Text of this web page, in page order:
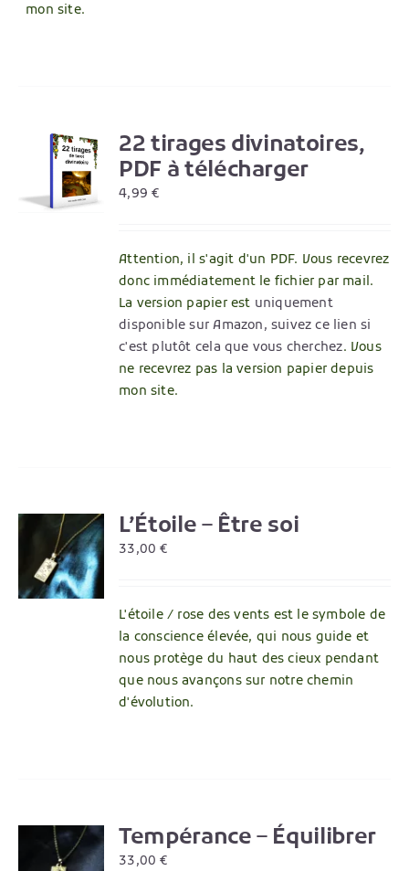
mon site.
22 tirages divinatoires,
PDF à télécharger
4,99€
Attention, il s'agit d'un PDF. Vous recevrez
donc immédiatement le fichier par mail.
La version papier est uniquement
disponible sur Amazon, suivez ce lien si
c'est plutôt cela que vous cherchez. Vous
ne recevrez pas la version papier depuis
mon site.
L’Étoile – Être soi
33,00€
L'étoile / rose des vents est le symbole de
la conscience élevée, qui nous guide et
nous protège du haut des cieux pendant
que nous avançons sur notre chemin
d'évolution.
Tempérance – Équilibrer
33,00€